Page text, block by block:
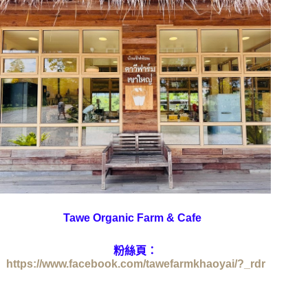
Tawe Organic Farm & Cafe
粉絲頁：
https://www.facebook.com/tawefarmkhaoyai/?_rdr